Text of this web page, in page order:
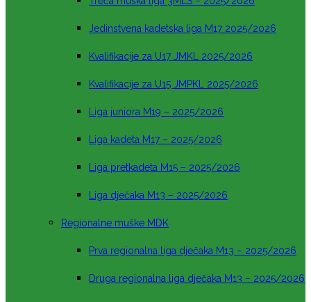
Jedinstvena kadetska liga M17 2025/2026
Kvalifikacije za U17 JMKL 2025/2026
Kvalifikacije za U15 JMPKL 2025/2026
Liga juniora M19 – 2025/2026
Liga kadeta M17 – 2025/2026
Liga pretkadeta M15 – 2025/2026
Liga dječaka M13 – 2025/2026
Regionalne muške MDK
Prva regionalna liga dječaka M13 – 2025/2026
Druga regionalna liga dječaka M13 – 2025/2026